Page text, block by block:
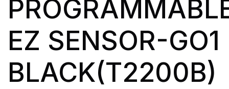
EZ SENSOR-GO1
BLACK(T2200B)